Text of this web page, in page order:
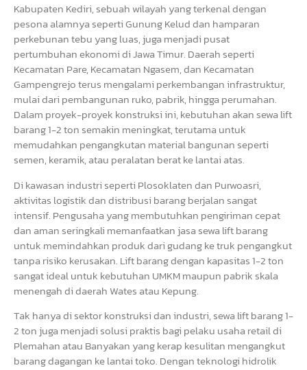
Kabupaten Kediri, sebuah wilayah yang terkenal dengan
pesona alamnya seperti Gunung Kelud dan hamparan
perkebunan tebu yang luas, juga menjadi pusat
pertumbuhan ekonomi di Jawa Timur. Daerah seperti
Kecamatan Pare, Kecamatan Ngasem, dan Kecamatan
Gampengrejo terus mengalami perkembangan infrastruktur,
mulai dari pembangunan ruko, pabrik, hingga perumahan.
Dalam proyek-proyek konstruksi ini, kebutuhan akan sewa lift
barang 1-2 ton semakin meningkat, terutama untuk
memudahkan pengangkutan material bangunan seperti
semen, keramik, atau peralatan berat ke lantai atas.
Di kawasan industri seperti Plosoklaten dan Purwoasri,
aktivitas logistik dan distribusi barang berjalan sangat
intensif. Pengusaha yang membutuhkan pengiriman cepat
dan aman seringkali memanfaatkan jasa sewa lift barang
untuk memindahkan produk dari gudang ke truk pengangkut
tanpa risiko kerusakan. Lift barang dengan kapasitas 1-2 ton
sangat ideal untuk kebutuhan UMKM maupun pabrik skala
menengah di daerah Wates atau Kepung.
Tak hanya di sektor konstruksi dan industri, sewa lift barang 1-
2 ton juga menjadi solusi praktis bagi pelaku usaha retail di
Plemahan atau Banyakan yang kerap kesulitan mengangkut
barang dagangan ke lantai toko. Dengan teknologi hidrolik